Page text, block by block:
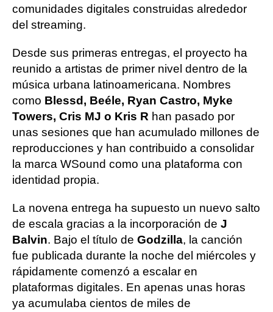
comunidades digitales construidas alrededor
del streaming.
Desde sus primeras entregas, el proyecto ha
reunido a artistas de primer nivel dentro de la
música urbana latinoamericana. Nombres
como Blessd, Beéle, Ryan Castro, Myke
Towers, Cris MJ o Kris R han pasado por
unas sesiones que han acumulado millones de
reproducciones y han contribuido a consolidar
la marca WSound como una plataforma con
identidad propia.
La novena entrega ha supuesto un nuevo salto
de escala gracias a la incorporación de J
Balvin. Bajo el título de Godzilla, la canción
fue publicada durante la noche del miércoles y
rápidamente comenzó a escalar en
plataformas digitales. En apenas unas horas
ya acumulaba cientos de miles de